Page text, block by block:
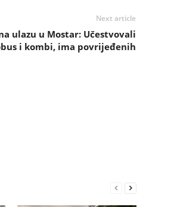
Next article
ulazu u Mostar: Učestvovali
i kombi, ima povrijeđenih